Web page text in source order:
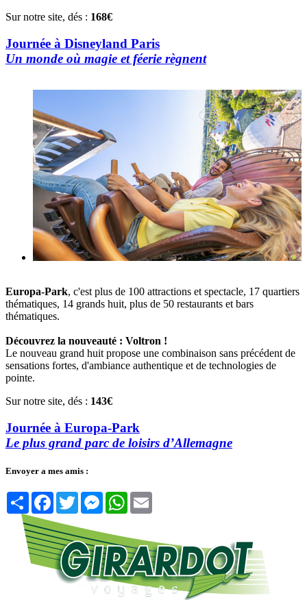
Sur notre site, dés : 168€
Journée à Disneyland Paris
Un monde où magie et féerie règnent
Europa-Park, c'est plus de 100 attractions et spectacle, 17 quartiers
thématiques, 14 grands huit, plus de 50 restaurants et bars
thématiques.
Découvrez la nouveauté : Voltron !
Le nouveau grand huit propose une combinaison sans précédent de
sensations fortes, d'ambiance authentique et de technologies de
pointe.
Sur notre site, dés : 143€
Journée à Europa-Park
Le plus grand parc de loisirs d’Allemagne
Envoyer a mes amis :
PartagerFacebook
TwitterMessengerWhatsApp